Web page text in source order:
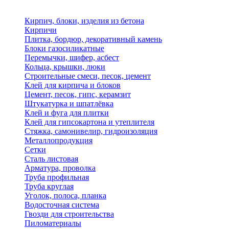
Кирпич, блоки, изделия из бетона
Кирпичи
Плитка, бордюр, декоративный камень
Блоки газосиликатные
Перемычки, шифер, асбест
Кольца, крышки, люки
Строительные смеси, песок, цемент
Клей для кирпича и блоков
Цемент, песок, гипс, керамзит
Штукатурка и шпатлёвка
Клей и фуга для плитки
Клей для гипсокартона и утеплителя
Стяжка, самонивелир, гидроизоляция
Металлопродукция
Сетки
Сталь листовая
Арматура, проволка
Труба профильная
Труба круглая
Уголок, полоса, планка
Водосточная система
Гвозди для строительства
Пиломатериалы